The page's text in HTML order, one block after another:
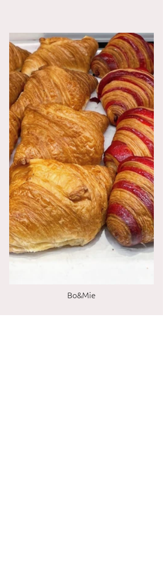
Bo&Mie